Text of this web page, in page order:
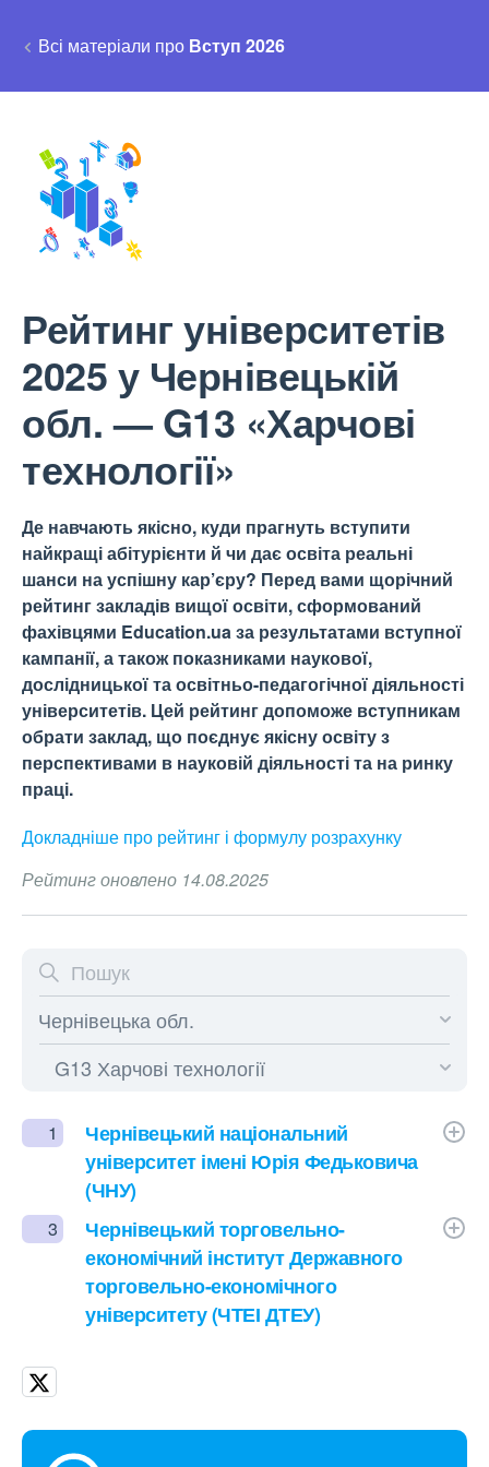
Всі матеріали про Вступ 2026
Рейтинг університетів
2025 у Чернівецькій
обл. — G13 «Харчові
технології»
Де навчають якісно, куди прагнуть вступити
найкращі абітурієнти й чи дає освіта реальні
шанси на успішну кар’єру? Перед вами щорічний
рейтинг закладів вищої освіти, сформований
фахівцями Education.ua за результатами вступної
кампанії, а також показниками наукової,
дослідницької та освітньо-педагогічної діяльності
університетів. Цей рейтинг допоможе вступникам
обрати заклад, що поєднує якісну освіту з
перспективами в науковій діяльності та на ринку
праці.
Докладніше про рейтинг і формулу розрахунку
Рейтинг оновлено 14.08.2025
1
Чернівецький національний
університет імені Юрія Федьковича
(ЧНУ)
3
Чернівецький торговельно-
економічний інститут Державного
торговельно-економічного
університету (ЧТЕІ ДТЕУ)